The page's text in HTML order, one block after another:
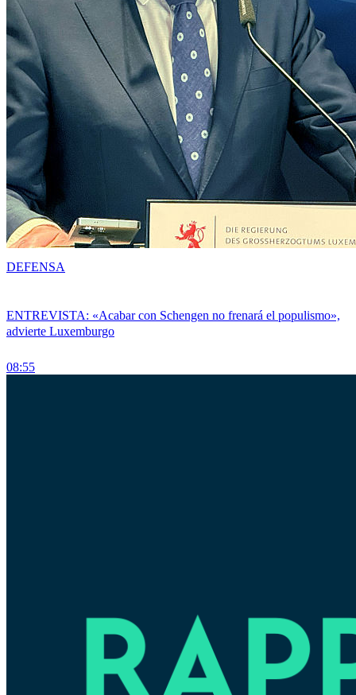
ENTREVISTA: «Acabar con Schengen no frenará el populismo»,
advierte Luxemburgo
08:55
DEFENSA